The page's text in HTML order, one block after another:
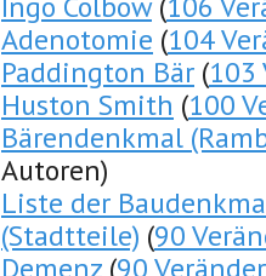
Adenotomie (104
Paddington Bär (103
Huston Smith (100
Bärendenkmal
Autoren)
Liste der
(Stadtteile) (90
Demenz (90